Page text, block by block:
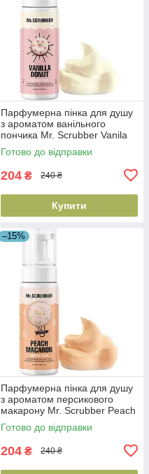
Парфумерна пінка для душу
з ароматом ванільного
пончика Mr. Scrubber Vanila
Donut, 150 мл
(4823109701540)
Готово до відправки
204 ₴ 240 ₴
Купити
–15%
Парфумерна пінка для душу
з ароматом персикового
макарону Mr. Scrubber Peach
Macaron, 150 мл
(4823109701557)
Готово до відправки
204 ₴ 240 ₴